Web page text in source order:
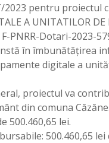
pentru proiectul
A UNITATILOR
PNRR-Dotari-2023-
în îmbunătățirea
digitale a
proiectul va
din comuna
500.460,65 lei.
500.460,65 lei